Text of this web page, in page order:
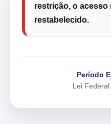
restrição, o acesso
restabelecido.
Período
Lei Federal